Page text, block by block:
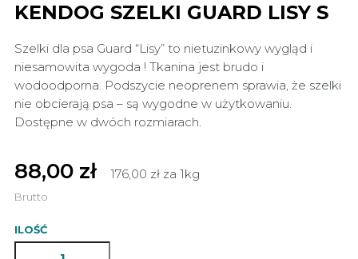
KENDOG SZELKI GUARD LISY S
Szelki dla psa Guard “Lisy” to nietuzinkowy wygląd i
niesamowita wygoda ! Tkanina jest brudo i
wodoodporna. Podszycie neoprenem sprawia, że szelki
nie obcierają psa – są wygodne w użytkowaniu.
Dostępne w dwóch rozmiarach.
88,00 zł 176,00 zł za 1kg
Brutto
ILOŚĆ